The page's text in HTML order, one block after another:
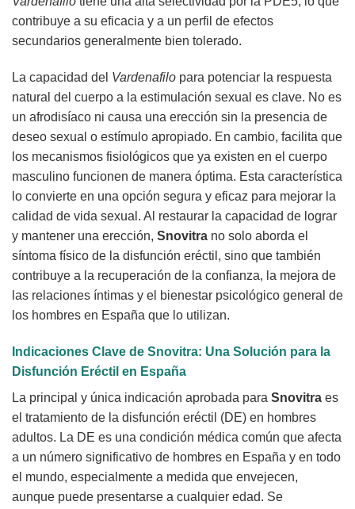
contribuye a su eficacia y a un perfil de efectos
secundarios generalmente bien tolerado.
La capacidad del Vardenafilo para potenciar la respuesta
natural del cuerpo a la estimulación sexual es clave. No es
un afrodisíaco ni causa una erección sin la presencia de
deseo sexual o estímulo apropiado. En cambio, facilita que
los mecanismos fisiológicos que ya existen en el cuerpo
masculino funcionen de manera óptima. Esta característica
lo convierte en una opción segura y eficaz para mejorar la
calidad de vida sexual. Al restaurar la capacidad de lograr
y mantener una erección, Snovitra no solo aborda el
síntoma físico de la disfunción eréctil, sino que también
contribuye a la recuperación de la confianza, la mejora de
las relaciones íntimas y el bienestar psicológico general de
los hombres en España que lo utilizan.
Indicaciones Clave de Snovitra: Una Solución para la
Disfunción Eréctil en España
La principal y única indicación aprobada para Snovitra es
el tratamiento de la disfunción eréctil (DE) en hombres
adultos. La DE es una condición médica común que afecta
a un número significativo de hombres en España y en todo
el mundo, especialmente a medida que envejecen,
aunque puede presentarse a cualquier edad. Se